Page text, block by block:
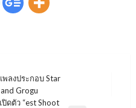
ลงประกอบ Star
Grogu
ดตัว “est Shoot